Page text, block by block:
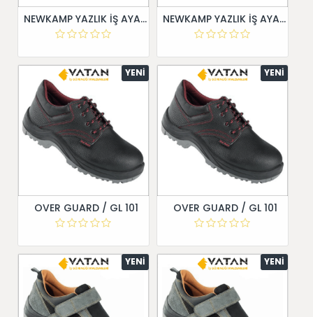
NEWKAMP YAZLIK İŞ AYAKKABISI NEWKAMP YAZLIK İŞ AYAKKABISI
YENI
OVER GUARD / GL 101
YENI
OVER GUARD / GL 101
YENI YENI